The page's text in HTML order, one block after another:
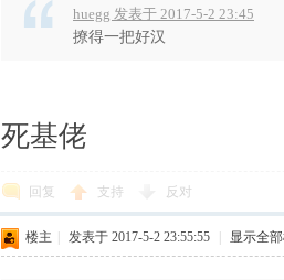
huegg 发表于 2017-5-2 23:45
撩得一把好汉
死基佬
回复 支持 反对
楼主 发表于 2017-5-2 23:55:55 显示全